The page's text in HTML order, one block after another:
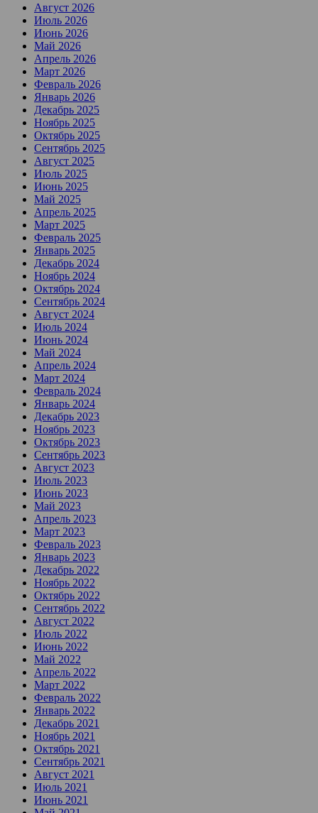
Август 2026
Июль 2026
Июнь 2026
Май 2026
Апрель 2026
Март 2026
Февраль 2026
Январь 2026
Декабрь 2025
Ноябрь 2025
Октябрь 2025
Сентябрь 2025
Август 2025
Июль 2025
Июнь 2025
Май 2025
Апрель 2025
Март 2025
Февраль 2025
Январь 2025
Декабрь 2024
Ноябрь 2024
Октябрь 2024
Сентябрь 2024
Август 2024
Июль 2024
Июнь 2024
Май 2024
Апрель 2024
Март 2024
Февраль 2024
Январь 2024
Декабрь 2023
Ноябрь 2023
Октябрь 2023
Сентябрь 2023
Август 2023
Июль 2023
Июнь 2023
Май 2023
Апрель 2023
Март 2023
Февраль 2023
Январь 2023
Декабрь 2022
Ноябрь 2022
Октябрь 2022
Сентябрь 2022
Август 2022
Июль 2022
Июнь 2022
Май 2022
Апрель 2022
Март 2022
Февраль 2022
Январь 2022
Декабрь 2021
Ноябрь 2021
Октябрь 2021
Сентябрь 2021
Август 2021
Июль 2021
Июнь 2021